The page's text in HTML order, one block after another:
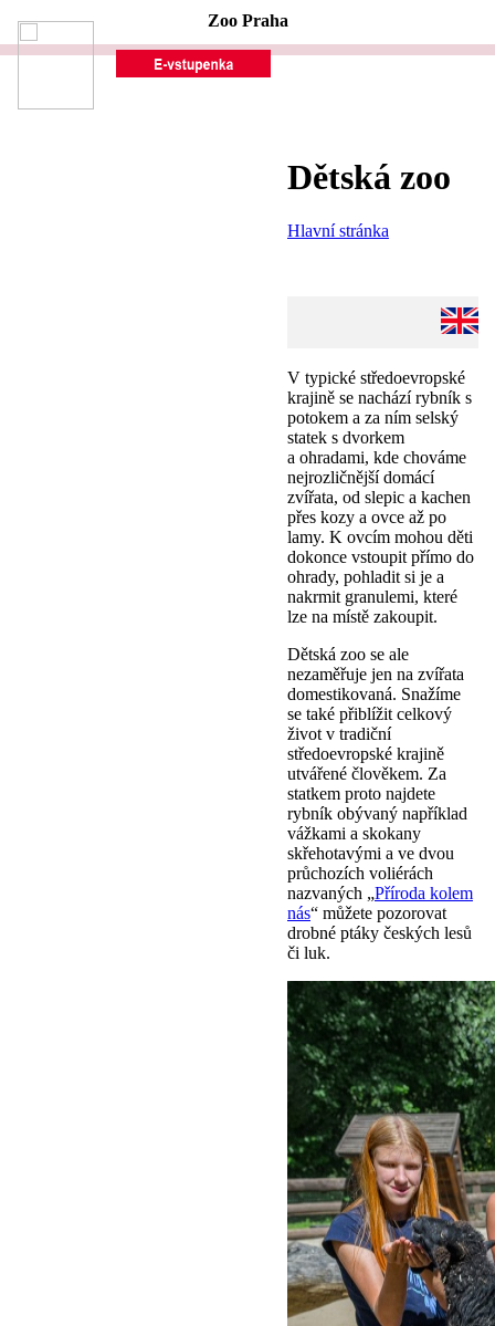
Zoo Praha
Dětská zoo
Hlavní stránka
V typické středoevropské
krajině se nachází rybník s
potokem a za ním selský
statek s dvorkem
a ohradami, kde chováme
nejrozličnější domácí
zvířata, od slepic a kachen
přes kozy a ovce až po
lamy. K ovcím mohou děti
dokonce vstoupit přímo do
ohrady, pohladit si je a
nakrmit granulemi, které
lze na místě zakoupit.
Dětská zoo se ale
nezaměřuje jen na zvířata
domestikovaná. Snažíme
se také přiblížit celkový
život v tradiční
středoevropské krajině
utvářené člověkem. Za
statkem proto najdete
rybník obývaný například
vážkami a skokany
skřehotavými a ve dvou
průchozích voliérách
nazvaných „Příroda kolem
nás“ můžete pozorovat
drobné ptáky českých lesů
či luk.